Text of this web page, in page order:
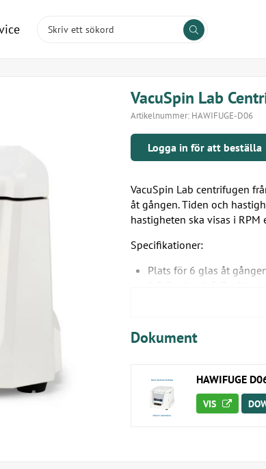
VacuSpin Lab
Artikelnummer: HAWIFUGE-D06
Logga in för att beställa
VacuSpin Lab centrifugen
åt gången. Tiden och
hastigheten ska visas i RPM
Specifikationer:
Plats för 6 glas åt
De medföljande 6
Hastighet från 500-6500
Tidsinställning från 0,5-
Locket öppnas
Mått: L 26 x B 24,4 x H
Vikt: 3,68 kg
Ström: Kräver 230 V och
Dokument
HAWIFUGE
VIS